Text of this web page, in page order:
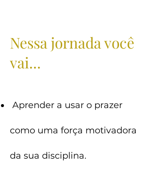
Nessa jornada você
vai...
Aprender a usar o prazer
como uma força motivadora
da sua disciplina.